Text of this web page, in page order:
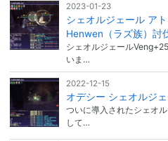
2023-01-23
シェオルジェール ア
Henwen（ラズ族）討
シェオルジェール
いま…
2022-12-15
オデシー シェオルジ
ついに導入されたシェオ
して…